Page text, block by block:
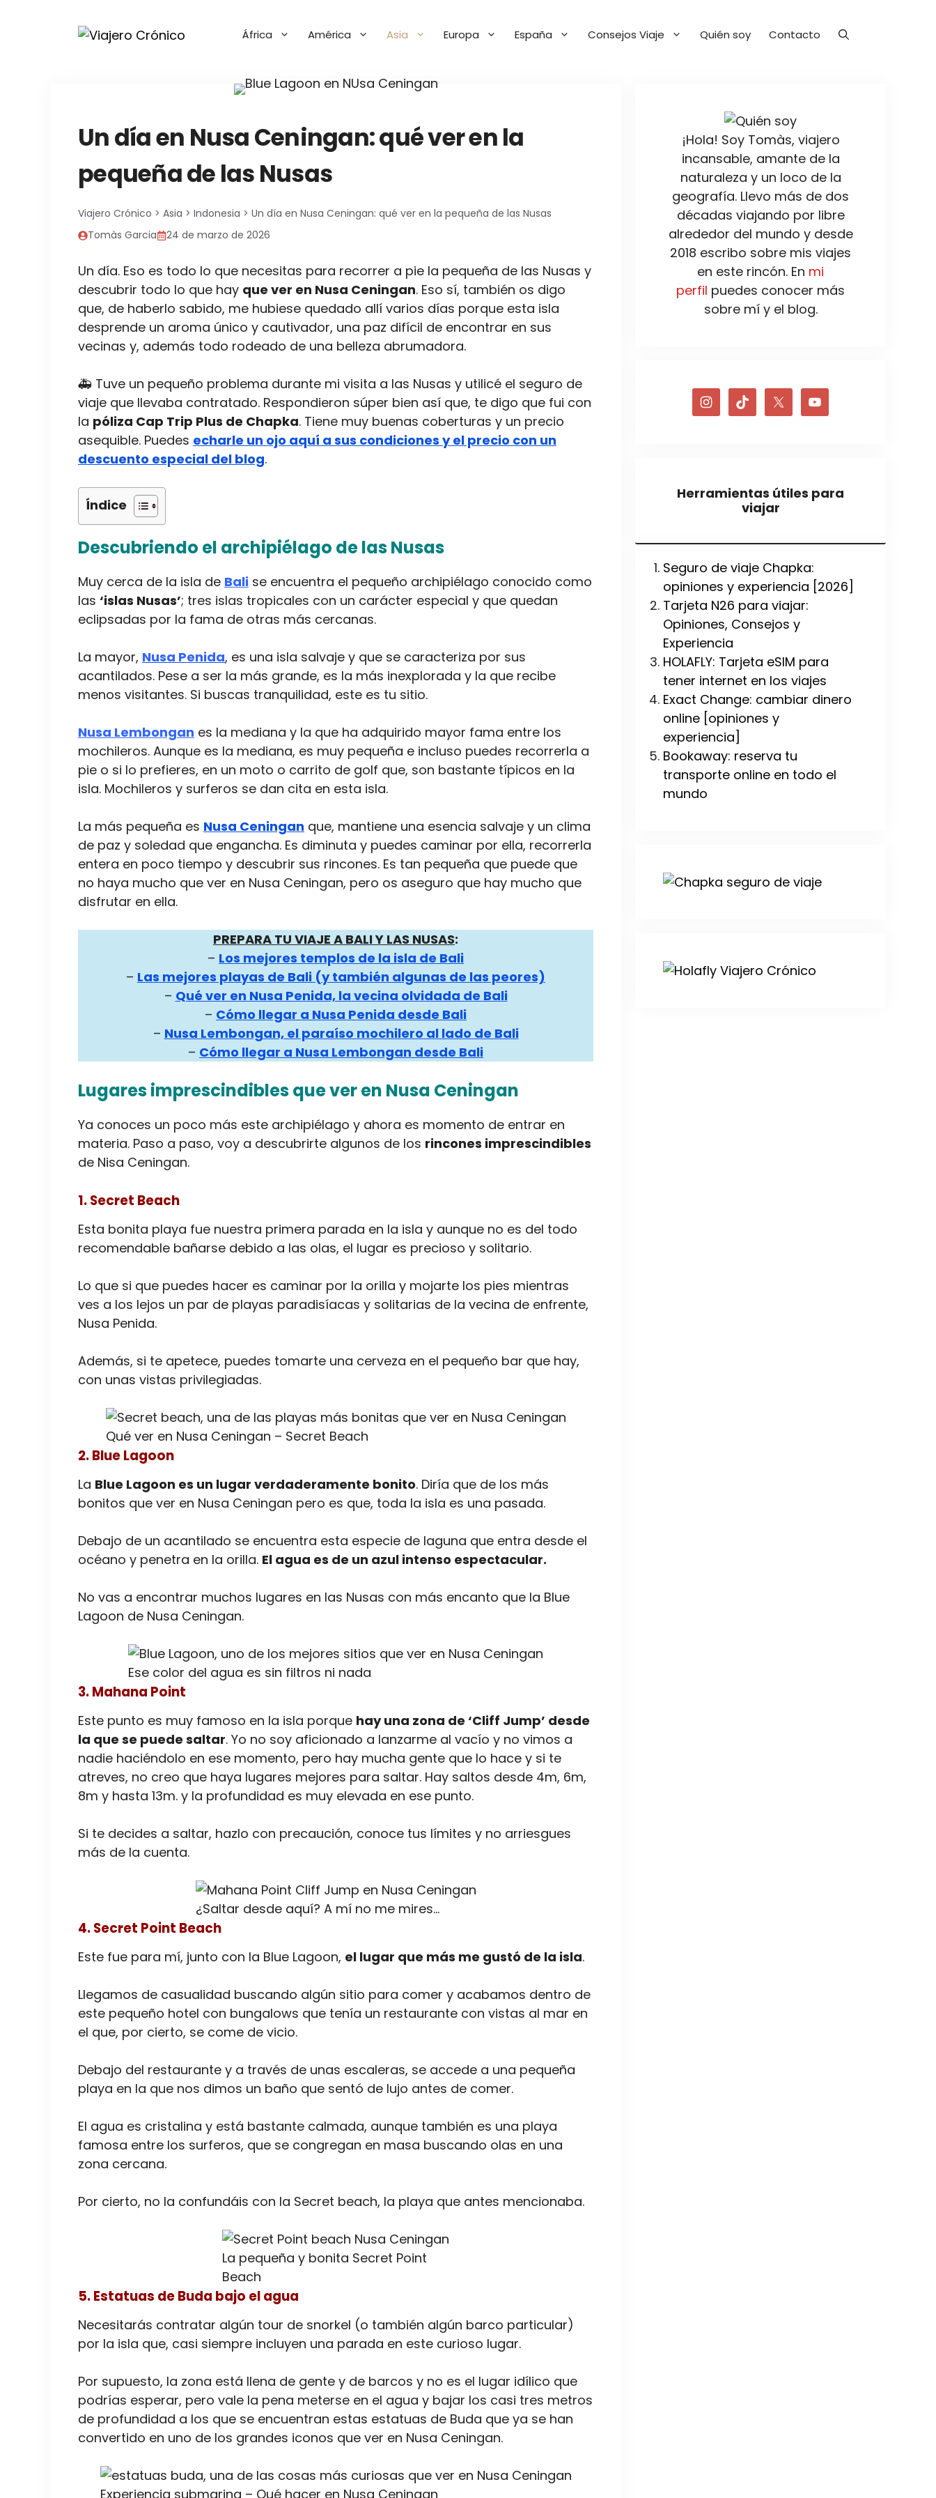
África América Asia Europa España Consejos Viaje Quién soy Contacto
Un día en Nusa Ceningan: qué ver en la
pequeña de las Nusas
Viajero Crónico > Asia > Indonesia > Un día en Nusa Ceningan: qué ver en la pequeña de las Nusas
Tomàs Garcia
24 de marzo de 2026
Un día. Eso es todo lo que necesitas para recorrer a pie la pequeña de las Nusas y
descubrir todo lo que hay que ver en Nusa Ceningan. Eso sí, también os digo
que, de haberlo sabido, me hubiese quedado allí varios días porque esta isla
desprende un aroma único y cautivador, una paz difícil de encontrar en sus
vecinas y, además todo rodeado de una belleza abrumadora.
🚑 Tuve un pequeño problema durante mi visita a las Nusas y utilicé el seguro de
viaje que llevaba contratado. Respondieron súper bien así que, te digo que fui con
la póliza Cap Trip Plus de Chapka. Tiene muy buenas coberturas y un precio
asequible. Puedes echarle un ojo aquí a sus condiciones y el precio con un
descuento especial del blog.
Índice
Descubriendo el archipiélago de las Nusas
Muy cerca de la isla de Bali se encuentra el pequeño archipiélago conocido como
las ‘islas Nusas’; tres islas tropicales con un carácter especial y que quedan
eclipsadas por la fama de otras más cercanas.
La mayor, Nusa Penida, es una isla salvaje y que se caracteriza por sus
acantilados. Pese a ser la más grande, es la más inexplorada y la que recibe
menos visitantes. Si buscas tranquilidad, este es tu sitio.
Nusa Lembongan es la mediana y la que ha adquirido mayor fama entre los
mochileros. Aunque es la mediana, es muy pequeña e incluso puedes recorrerla a
pie o si lo prefieres, en un moto o carrito de golf que, son bastante típicos en la
isla. Mochileros y surferos se dan cita en esta isla.
La más pequeña es Nusa Ceningan que, mantiene una esencia salvaje y un clima
de paz y soledad que engancha. Es diminuta y puedes caminar por ella, recorrerla
entera en poco tiempo y descubrir sus rincones. Es tan pequeña que puede que
no haya mucho que ver en Nusa Ceningan, pero os aseguro que hay mucho que
disfrutar en ella.
PREPARA TU VIAJE A BALI Y LAS NUSAS:
– Los mejores templos de la isla de Bali
– Las mejores playas de Bali (y también algunas de las peores)
– Qué ver en Nusa Penida, la vecina olvidada de Bali
– Cómo llegar a Nusa Penida desde Bali
– Nusa Lembongan, el paraíso mochilero al lado de Bali
– Cómo llegar a Nusa Lembongan desde Bali
Lugares imprescindibles que ver en Nusa Ceningan
Ya conoces un poco más este archipiélago y ahora es momento de entrar en
materia. Paso a paso, voy a descubrirte algunos de los rincones imprescindibles
de Nisa Ceningan.
1. Secret Beach
Esta bonita playa fue nuestra primera parada en la isla y aunque no es del todo
recomendable bañarse debido a las olas, el lugar es precioso y solitario.
Lo que si que puedes hacer es caminar por la orilla y mojarte los pies mientras
ves a los lejos un par de playas paradisíacas y solitarias de la vecina de enfrente,
Nusa Penida.
Además, si te apetece, puedes tomarte una cerveza en el pequeño bar que hay,
con unas vistas privilegiadas.
Qué ver en Nusa Ceningan – Secret Beach
2. Blue Lagoon
La Blue Lagoon es un lugar verdaderamente bonito. Diría que de los más
bonitos que ver en Nusa Ceningan pero es que, toda la isla es una pasada.
Debajo de un acantilado se encuentra esta especie de laguna que entra desde el
océano y penetra en la orilla. El agua es de un azul intenso espectacular.
No vas a encontrar muchos lugares en las Nusas con más encanto que la Blue
Lagoon de Nusa Ceningan.
Ese color del agua es sin filtros ni nada
3. Mahana Point
Este punto es muy famoso en la isla porque hay una zona de ‘Cliff Jump’ desde
la que se puede saltar. Yo no soy aficionado a lanzarme al vacío y no vimos a
nadie haciéndolo en ese momento, pero hay mucha gente que lo hace y si te
atreves, no creo que haya lugares mejores para saltar. Hay saltos desde 4m, 6m,
8m y hasta 13m. y la profundidad es muy elevada en ese punto.
Si te decides a saltar, hazlo con precaución, conoce tus límites y no arriesgues
más de la cuenta.
¿Saltar desde aquí? A mí no me mires…
4. Secret Point Beach
Este fue para mí, junto con la Blue Lagoon, el lugar que más me gustó de la isla.
Llegamos de casualidad buscando algún sitio para comer y acabamos dentro de
este pequeño hotel con bungalows que tenía un restaurante con vistas al mar en
el que, por cierto, se come de vicio.
Debajo del restaurante y a través de unas escaleras, se accede a una pequeña
playa en la que nos dimos un baño que sentó de lujo antes de comer.
El agua es cristalina y está bastante calmada, aunque también es una playa
famosa entre los surferos, que se congregan en masa buscando olas en una
zona cercana.
Por cierto, no la confundáis con la Secret beach, la playa que antes mencionaba.
La pequeña y bonita Secret Point
Beach
5. Estatuas de Buda bajo el agua
Necesitarás contratar algún tour de snorkel (o también algún barco particular)
por la isla que, casi siempre incluyen una parada en este curioso lugar.
Por supuesto, la zona está llena de gente y de barcos y no es el lugar idílico que
podrías esperar, pero vale la pena meterse en el agua y bajar los casi tres metros
de profundidad a los que se encuentran estas estatuas de Buda que ya se han
convertido en uno de los grandes iconos que ver en Nusa Ceningan.
Experiencia submarina – Qué hacer en Nusa Ceningan
¡Hola! Soy Tomàs, viajero
incansable, amante de la
naturaleza y un loco de la
geografía. Llevo más de dos
décadas viajando por libre
alrededor del mundo y desde
2018 escribo sobre mis viajes
en este rincón. En mi
perfil puedes conocer más
sobre mí y el blog.
Herramientas útiles para
viajar
Seguro de viaje Chapka:
opiniones y experiencia [2026]
Tarjeta N26 para viajar:
Opiniones, Consejos y
Experiencia
HOLAFLY: Tarjeta eSIM para
tener internet en los viajes
Exact Change: cambiar dinero
online [opiniones y
experiencia]
Bookaway: reserva tu
transporte online en todo el
mundo